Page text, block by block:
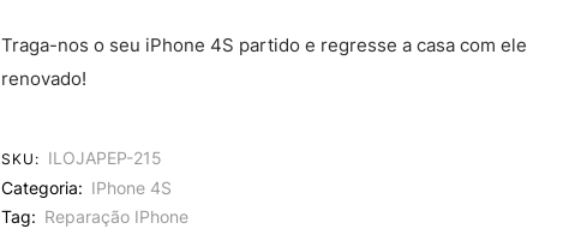
Traga-nos o seu iPhone 4S partido e regresse a casa com ele
renovado!
SKU: ILOJAPEP-215
Categoria: IPhone 4S
Tag: Reparação IPhone